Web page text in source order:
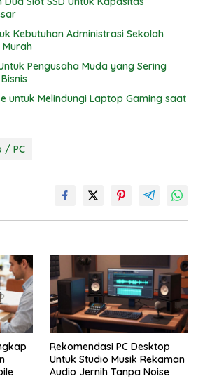
Kebutuhan Administrasi Sekolah
Pengusaha Muda yang Sering
untuk Melindungi Laptop Gaming saat
/ PC
Rekomendasi PC Desktop
Untuk Studio Musik Rekaman
Audio Jernih Tanpa Noise